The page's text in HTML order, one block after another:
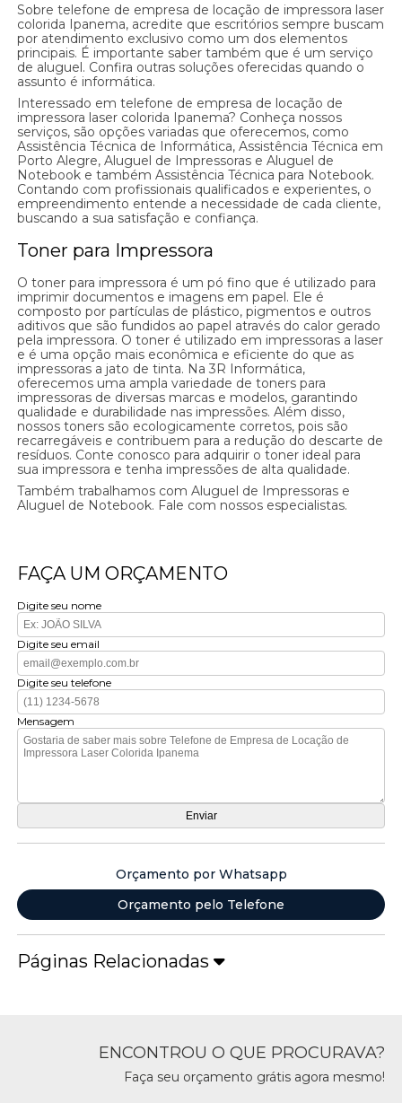
Sobre telefone de empresa de locação de impressora laser
colorida Ipanema, acredite que escritórios sempre buscam
por atendimento exclusivo como um dos elementos
principais. É importante saber também que é um serviço
de aluguel. Confira outras soluções oferecidas quando o
assunto é informática.
Interessado em telefone de empresa de locação de
impressora laser colorida Ipanema? Conheça nossos
serviços, são opções variadas que oferecemos, como
Assistência Técnica de Informática, Assistência Técnica em
Porto Alegre, Aluguel de Impressoras e Aluguel de
Notebook e também Assistência Técnica para Notebook.
Contando com profissionais qualificados e experientes, o
empreendimento entende a necessidade de cada cliente,
buscando a sua satisfação e confiança.
Toner para Impressora
O toner para impressora é um pó fino que é utilizado para
imprimir documentos e imagens em papel. Ele é
composto por partículas de plástico, pigmentos e outros
aditivos que são fundidos ao papel através do calor gerado
pela impressora. O toner é utilizado em impressoras a laser
e é uma opção mais econômica e eficiente do que as
impressoras a jato de tinta. Na 3R Informática,
oferecemos uma ampla variedade de toners para
impressoras de diversas marcas e modelos, garantindo
qualidade e durabilidade nas impressões. Além disso,
nossos toners são ecologicamente corretos, pois são
recarregáveis e contribuem para a redução do descarte de
resíduos. Conte conosco para adquirir o toner ideal para
sua impressora e tenha impressões de alta qualidade.
Também trabalhamos com Aluguel de Impressoras e
Aluguel de Notebook. Fale com nossos especialistas.
FAÇA UM ORÇAMENTO
Digite seu nome
Digite seu email
Digite seu telefone
Mensagem
Orçamento por Whatsapp
Orçamento pelo Telefone
Páginas Relacionadas
ENCONTROU O QUE PROCURAVA?
Faça seu orçamento grátis agora mesmo!